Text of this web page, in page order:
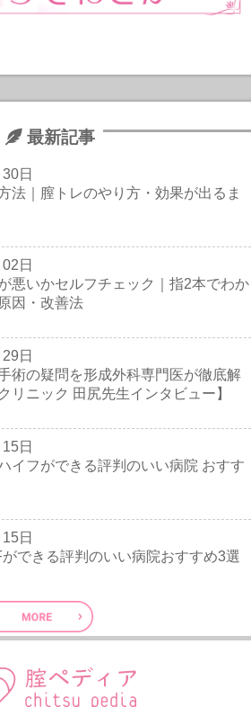
最新記事
日
法｜膣トレのやり方・効果が出るま
日
悪いかセルフチェック｜指2本でわか
因・改善法
日
術の疑問を形成外科専門医が徹底解
リニック 田尻先生インタビュー】
日
イフができる評判のいい病院 おすす
日
できる評判のいい病院おすすめ3選